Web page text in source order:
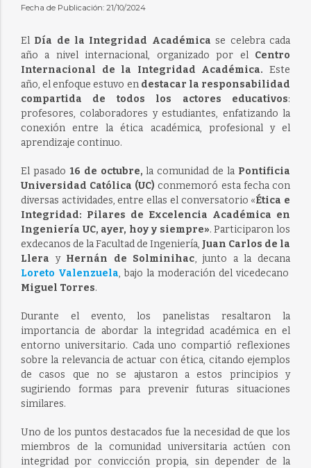
Fecha de Publicación: 21/10/2024
El Día de la Integridad Académica se celebra cada
año a nivel internacional, organizado por el Centro
Internacional de la Integridad Académica. Este
año, el enfoque estuvo en destacar la responsabilidad
compartida de todos los actores educativos:
profesores, colaboradores y estudiantes, enfatizando la
conexión entre la ética académica, profesional y el
aprendizaje continuo.
El pasado 16 de octubre, la comunidad de la Pontificia
Universidad Católica (UC) conmemoró esta fecha con
diversas actividades, entre ellas el conversatorio «Ética e
Integridad: Pilares de Excelencia Académica en
Ingeniería UC, ayer, hoy y siempre». Participaron los
exdecanos de la Facultad de Ingeniería, Juan Carlos de la
Llera yHernán de Solminihac, junto a la decana
Loreto Valenzuela, bajo la moderación del vicedecano
Miguel Torres.
Durante el evento, los panelistas resaltaron la
importancia de abordar la integridad académica en el
entorno universitario. Cada uno compartió reflexiones
sobre la relevancia de actuar con ética, citando ejemplos
de casos que no se ajustaron a estos principios y
sugiriendo formas para prevenir futuras situaciones
similares.
Uno de los puntos destacados fue la necesidad de que los
miembros de la comunidad universitaria actúen con
integridad por convicción propia, sin depender de la